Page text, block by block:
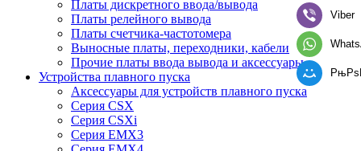
Платы дискретного ввода/вывода
Платы релейного вывода
Платы счетчика-частотомера
Выносные платы, переходники, кабели
Прочие платы ввода вывода и аксессуары
Устройства плавного пуска
Аксессуары для устройств плавного пуска
Серия CSX
Серия CSXi
Серия EMX3
Viber